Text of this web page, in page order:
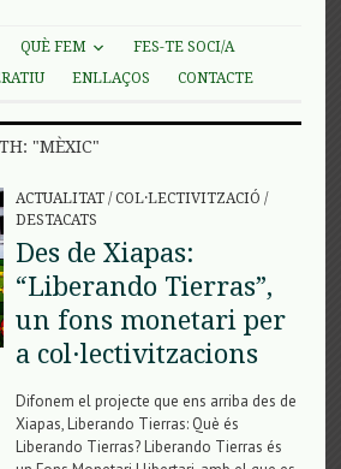
QUÈ FEM
FES-TE SOCI/A
ENLLAÇOS CONTACTE
"MÈXIC"
ACTUALITAT/COL·LECTIVITZACIÓ /
DESTACATS
Des de Xiapas:
“Liberando Tierras”,
un fons monetari per
a col·lectivitzacions
Difonem el projecte que ens arriba des de
Xiapas, Liberando Tierras: Què és
Liberando Tierras? Liberando Tierras és